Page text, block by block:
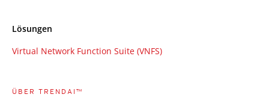
Lösungen
Virtual Network Function Suite (VNFS)
ÜBER TRENDAI™